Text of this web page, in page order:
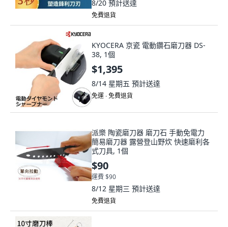
8/20 預計送達
免費退貨
KYOCERA 京瓷 電動鑽石磨刀器 DS-
38, 1個
$1,395
8/14 星期五 預計送達
免運 ∙ 免費退貨
派樂 陶瓷磨刀器 磨刀石 手動免電力
簡易磨刀器 露營登山野炊 快速磨利各
式刀具, 1個
$90
運費 $90
8/12 星期三 預計送達
免費退貨